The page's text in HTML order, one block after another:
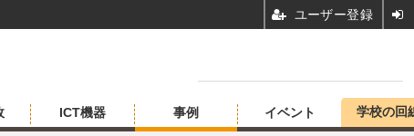
ICT機器 事例 イベント 学校の回
ユーザー登録